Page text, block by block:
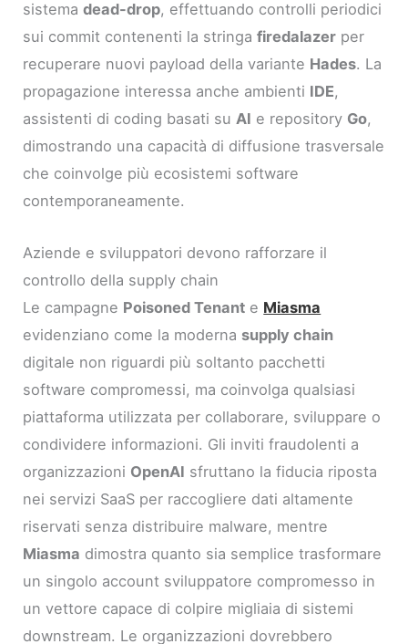
sistemadead-drop, effettuando controlli periodici
sui commit contenenti la stringafiredalazer per
recuperare nuovi payload della variante Hades. La
propagazione interessa anche ambienti IDE,
assistenti di coding basati suAI e repository Go,
dimostrando una capacità di diffusione trasversale
che coinvolge più ecosistemi software
contemporaneamente.
Aziende e sviluppatori devono rafforzare il
controllo della supply chain
Le campagne Poisoned Tenant e Miasma
evidenziano come la moderna supply chain
digitale non riguardi più soltanto pacchetti
software compromessi, ma coinvolga qualsiasi
piattaforma utilizzata per collaborare, sviluppare o
condividere informazioni. Gli inviti fraudolenti a
organizzazioni OpenAI sfruttano la fiducia riposta
nei servizi SaaS per raccogliere dati altamente
riservati senza distribuire malware, mentre
Miasma dimostra quanto sia semplice trasformare
un singolo account sviluppatore compromesso in
un vettore capace di colpire migliaia di sistemi
downstream. Le organizzazioni dovrebbero